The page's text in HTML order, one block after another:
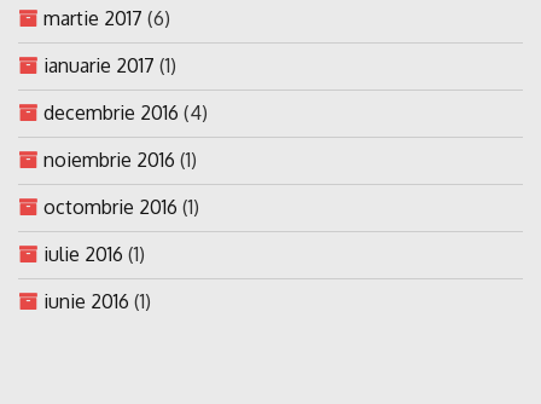
martie 2017 (6)
ianuarie 2017 (1)
decembrie 2016 (4)
noiembrie 2016 (1)
octombrie 2016 (1)
iulie 2016 (1)
iunie 2016 (1)